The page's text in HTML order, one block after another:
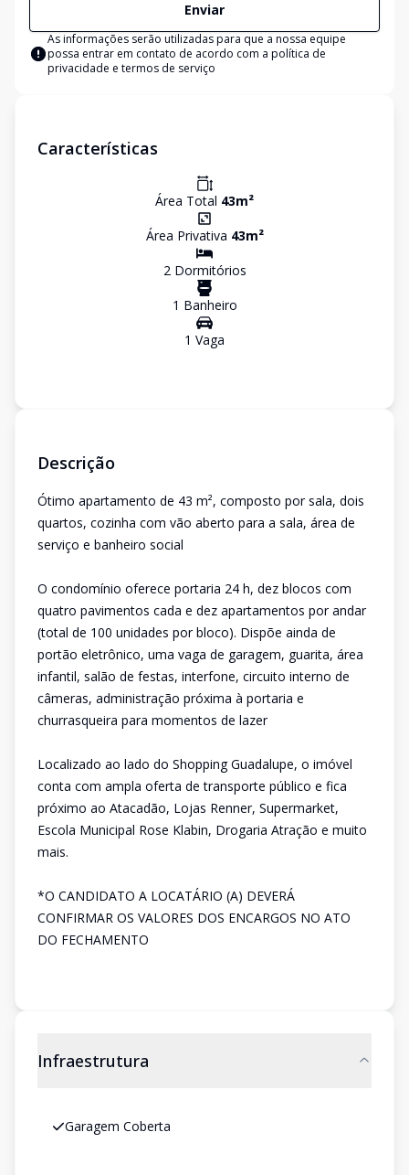
Enviar
As informações serão utilizadas para que a nossa equipe
possa entrar em contato de acordo com a política de
privacidade e termos de serviço
Características
Área Total 43m²
Área Privativa 43m²
2Dormitórios
1 Banheiro
1 Vaga
Descrição
Ótimo apartamento de 43 m², composto por sala, dois
quartos, cozinha com vão aberto para a sala, área de
serviço e banheiro social
O condomínio oferece portaria 24 h, dez blocos com
quatro pavimentos cada e dez apartamentos por andar
(total de 100 unidades por bloco). Dispõe ainda de
portão eletrônico, uma vaga de garagem, guarita, área
infantil, salão de festas, interfone, circuito interno de
câmeras, administração próxima à portaria e
churrasqueira para momentos de lazer
Localizado ao lado do Shopping Guadalupe, o imóvel
conta com ampla oferta de transporte público e fica
próximo ao Atacadão, Lojas Renner, Supermarket,
Escola Municipal Rose Klabin, Drogaria Atração e muito
mais.
*O CANDIDATO A LOCATÁRIO (A) DEVERÁ
CONFIRMAR OS VALORES DOS ENCARGOS NO ATO
DO FECHAMENTO
Infraestrutura
Garagem Coberta